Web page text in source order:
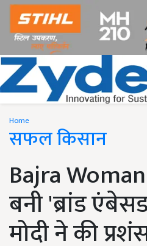
Home
सफल किसान
Bajra
बनी 'ब्रांड
मोदी ने की